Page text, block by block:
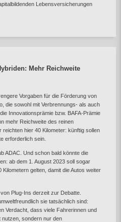
Lebensversicherungen
Mehr Reichweite
Vorgaben für die Förderung von
die sowohl mit Verbrennungs- als auch
Innovationsprämie bzw. BAFA-Prämie
mehr Reichweite des reinen
hier 40 Kilometer: künftig sollen
erforderlich sein.
ADAC. Und schon bald könnte die
ab dem 1. August 2023 soll sogar
gelten, damit die Autos weiter
Plug-Ins derzeit zur Debatte.
sie tatsächlich sind:
Verdacht, dass viele Fahrerinnen und
nutzen, sondern nur den